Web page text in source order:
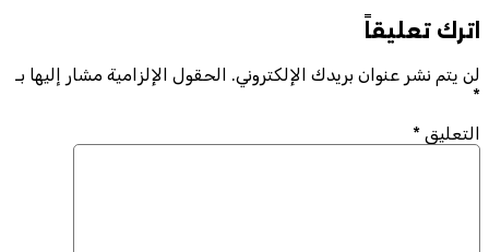
اترك تعليقاً
لن يتم نشر عنوان بريدك الإلكتروني. الحقول الإلزامية مشار إليها بـ
*
التعليق *